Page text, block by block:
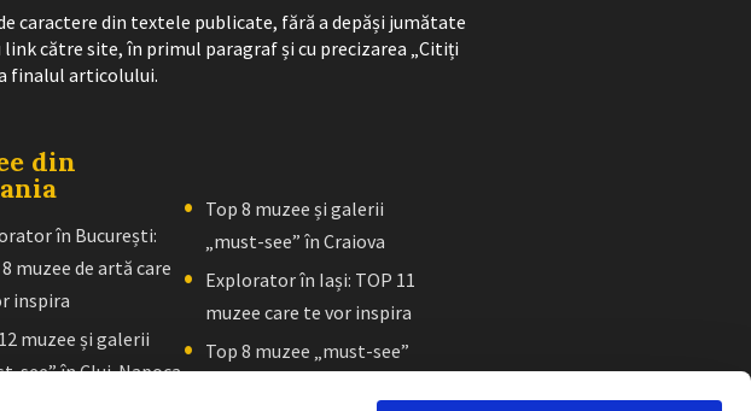
caractere din textele publicate, fără a depăși jumătate
către site, în primul paragraf și cu precizarea „Citiți
finalul articolului.
din
în București:
muzee de artă care
inspira
muzee și galerii
see” în Cluj-Napoca
Top 8 muzee și galerii
„must-see” în Craiova
Explorator în Iași: TOP 11
muzee care te vor inspira
Top 8 muzee „must-see”